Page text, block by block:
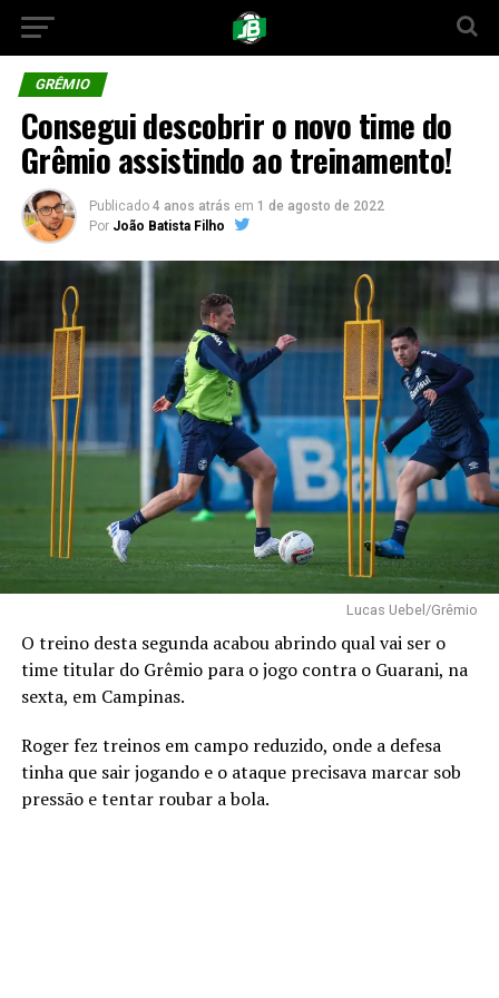
GRÊMIO
Consegui descobrir o novo time do
Grêmio assistindo ao treinamento!
Publicado 4 anos atrás em 1 de agosto de 2022
Por João Batista Filho
Lucas Uebel/Grêmio
O treino desta segunda acabou abrindo qual vai ser o
time titular do Grêmio para o jogo contra o Guarani, na
sexta, em Campinas.
Roger fez treinos em campo reduzido, onde a defesa
tinha que sair jogando e o ataque precisava marcar sob
pressão e tentar roubar a bola.